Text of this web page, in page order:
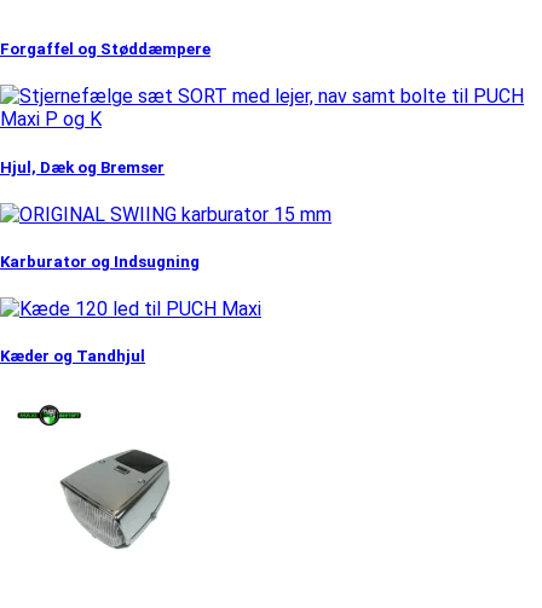
Forgaffel og Støddæmpere
Hjul, Dæk og Bremser
Karburator og Indsugning
Kæder og Tandhjul